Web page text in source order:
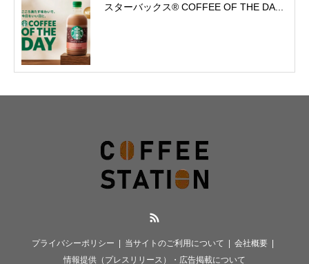
スターバックス® COFFEE OF THE DA...
プライバシーポリシー 当サイトのご利用について
会社概要
情報提供（プレスリリース）・広告掲載について